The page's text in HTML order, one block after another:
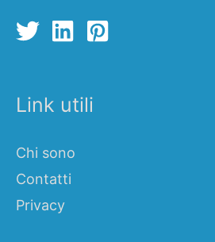
Link utili
Chi sono
Contatti
Privacy